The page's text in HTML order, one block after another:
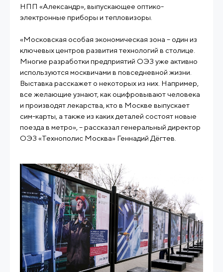
НПП «Александр», выпускающее оптико-
электронные приборы и тепловизоры.
«Московская особая экономическая зона – один из
ключевых центров развития технологий в столице.
Многие разработки предприятий ОЭЗ уже активно
используются москвичами в повседневной жизни.
Выставка расскажет о некоторых из них. Например,
все желающие узнают, как оцифровывают человека
и производят лекарства, кто в Москве выпускает
сим-карты, а также из каких деталей состоят новые
поезда в метро», – рассказал генеральный директор
ОЭЗ «Технополис Москва» Геннадий Дёгтев.